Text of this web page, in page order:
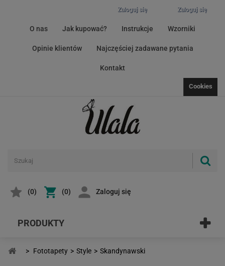
Zaloguj się
Zaloguj się
O nas Jak kupować? Instrukcje Wzorniki
Opinie klientów Najczęściej zadawane pytania
Kontakt
Cookies
(0) (0) Zaloguj się
PRODUKTY
> Fototapety > Style > Skandynawski